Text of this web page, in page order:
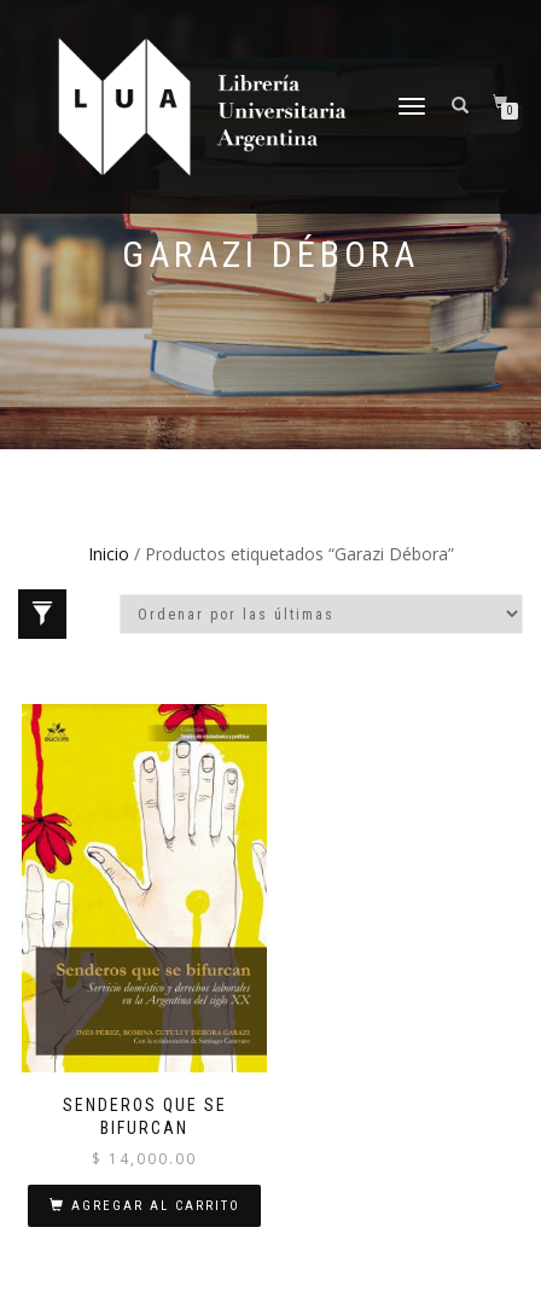
NAVEGACIÓN
0
GARAZI DÉBORA
Inicio / Productos etiquetados “Garazi Débora”
SENDEROS QUE SE
BIFURCAN
$ 14,000.00
AGREGAR AL CARRITO